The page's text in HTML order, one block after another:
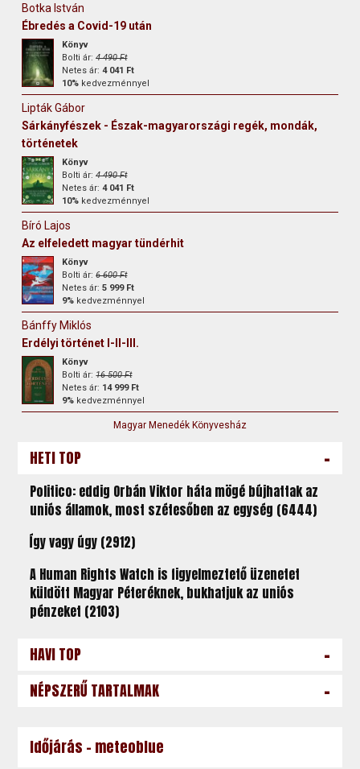
Botka István
Ébredés a Covid-19 után
Könyv
Bolti ár:4 490 Ft
Netes ár:4 041 Ft
10% kedvezménnyel
Lipták Gábor
Sárkányfészek - Észak-magyarországi regék, mondák,
történetek
Könyv
Bolti ár:4 490 Ft
Netes ár:4 041 Ft
10% kedvezménnyel
Bíró Lajos
Az elfeledett magyar tündérhit
Könyv
Bolti ár:6 600 Ft
Netes ár:5 999 Ft
9% kedvezménnyel
Bánffy Miklós
Erdélyi történet I-II-III.
Könyv
Bolti ár:16 500 Ft
Netes ár: 14 999 Ft
9% kedvezménnyel
Magyar Menedék Könyvesház
HETI TOP -
Politico: eddig Orbán Viktor háta mögé bújhattak az
uniós államok, most szétesőben az egység (6444)
Így vagy úgy (2912)
A Human Rights Watch is figyelmeztető üzenetet
küldött Magyar Péteréknek, bukhatjuk az uniós
pénzeket (2103)
HAVI TOP -
NÉPSZERŰ TARTALMAK -
Időjárás - meteoblue